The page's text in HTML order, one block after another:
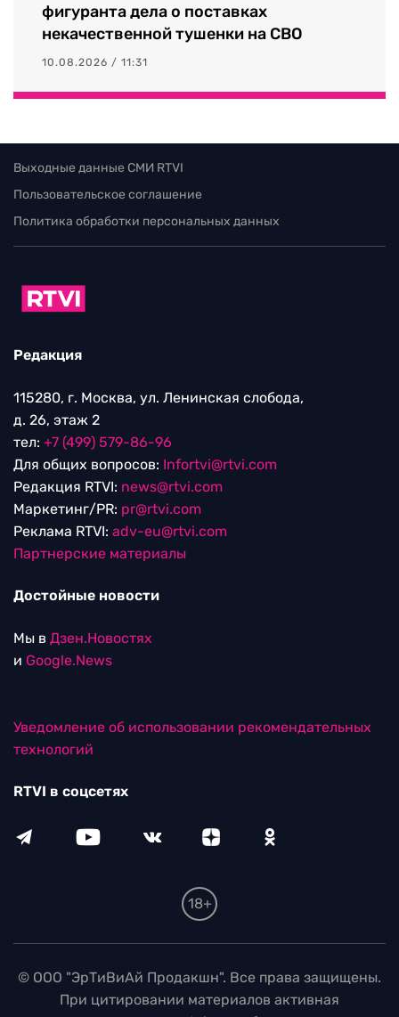
фигуранта дела о поставках
некачественной тушенки на СВО
10.08.2026 / 11:31
Выходные данные СМИ RTVI
Пользовательское соглашение
Политика обработки персональных данных
Редакция
115280, г. Москва, ул. Ленинская слобода,
д. 26, этаж 2
тел: +7 (499) 579-86-96
Для общих вопросов: Infortvi@rtvi.com
Редакция RTVI: news@rtvi.com
Маркетинг/PR: pr@rtvi.com
Реклама RTVI: adv-eu@rtvi.com
Партнерские материалы
Достойные новости
Мы в Дзен.Новостях
и Google.News
Уведомление об использовании рекомендательных
технологий
RTVI в соцсетях
18+
© ООО "ЭрТиВиАй Продакшн". Все права защищены.
При цитировании материалов активная